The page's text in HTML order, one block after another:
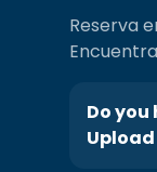
Reserva
Do you